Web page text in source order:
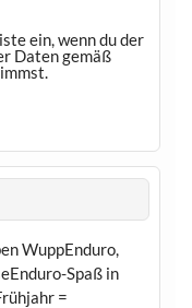
ein, wenn du der
Daten gemäß
WuppEnduro,
Spaß in
=